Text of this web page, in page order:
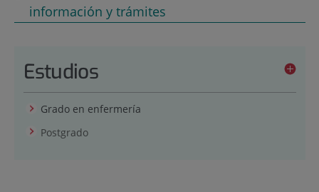
información y trámites
Estudios
Grado en enfermería
Postgrado